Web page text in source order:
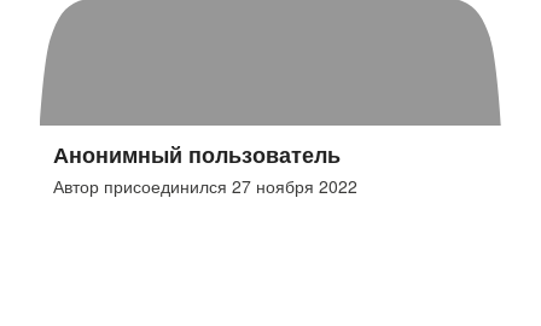
Анонимный пользователь
Автор присоединился 27 ноября 2022